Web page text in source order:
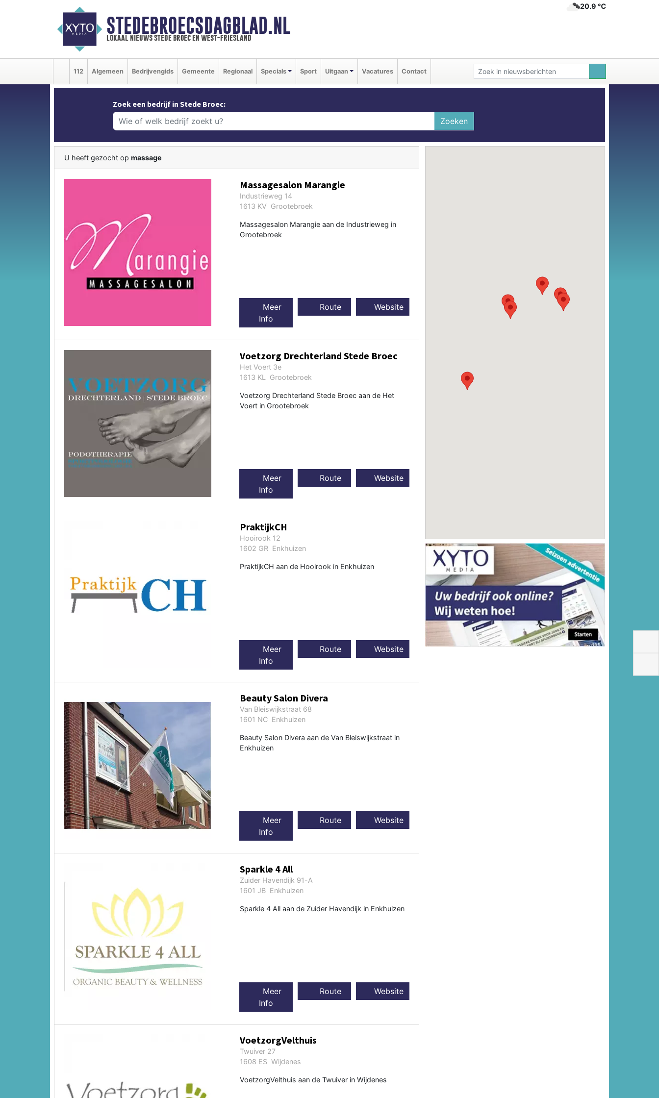
STEDEBROECSDAGBLAD.NL
lokaal nieuws stede broec en west-friesland
20.9 ℃
112 Algemeen Bedrijvengids Gemeente Regionaal Specials Sport Uitgaan Vacatures Contact
Zoek een bedrijf in Stede Broec:
Zoeken
U heeft gezocht op massage
Massagesalon Marangie
Industrieweg 14
1613 KV Grootebroek
Massagesalon Marangie aan de Industrieweg in
Grootebroek
Meer
Info
Route Website
Voetzorg Drechterland Stede Broec
Het Voert 3e
1613 KL Grootebroek
Voetzorg Drechterland Stede Broec aan de Het
Voert in Grootebroek
Meer
Info
Route Website
PraktijkCH
Hooirook 12
1602 GR Enkhuizen
PraktijkCH aan de Hooirook in Enkhuizen
Meer
Info
Route Website
Beauty Salon Divera
Van Bleiswijkstraat 68
1601 NC Enkhuizen
Beauty Salon Divera aan de Van Bleiswijkstraat in
Enkhuizen
Meer
Info
Route Website
Sparkle 4 All
Zuider Havendijk 91-A
1601 JB Enkhuizen
Sparkle 4 All aan de Zuider Havendijk in Enkhuizen
Meer
Info
Route Website
VoetzorgVelthuis
Twuiver 27
1608 ES Wijdenes
VoetzorgVelthuis aan de Twuiver in Wijdenes